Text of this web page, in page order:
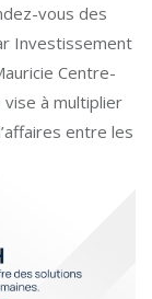
vous des
Investissement
Centre-
à multiplier
entre les